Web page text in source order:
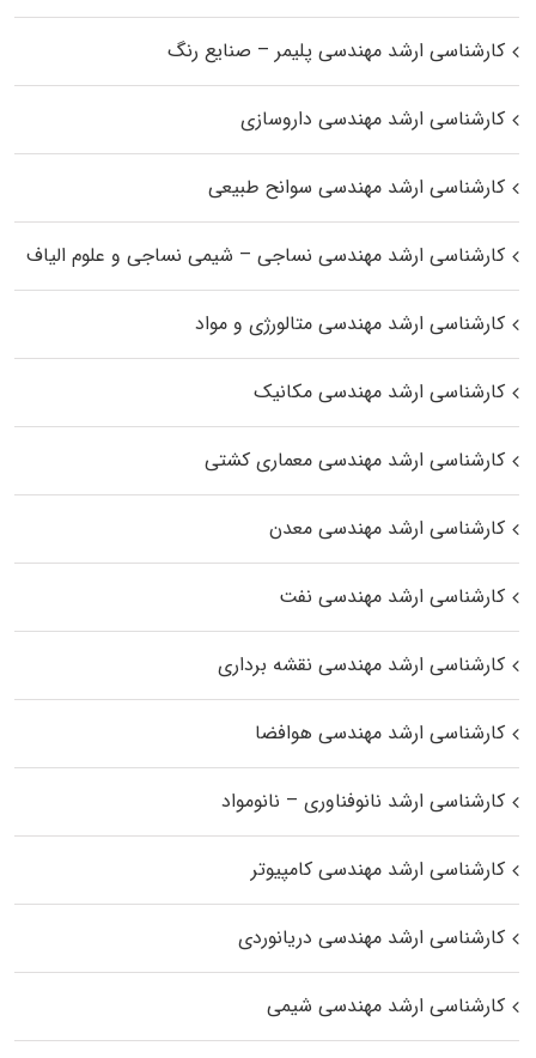
کارشناسی ارشد مهندسی پلیمر – صنایع رنگ
کارشناسی ارشد مهندسی داروسازی
کارشناسی ارشد مهندسی سوانح طبیعی
کارشناسی ارشد مهندسی نساجی – شیمی نساجی و علوم الیاف
کارشناسی ارشد مهندسی متالورژی و مواد
کارشناسی ارشد مهندسی مکانیک
کارشناسی ارشد مهندسی معماری کشتی
کارشناسی ارشد مهندسی معدن
کارشناسی ارشد مهندسی نفت
کارشناسی ارشد مهندسی نقشه برداری
کارشناسی ارشد مهندسی هوافضا
کارشناسی ارشد نانوفناوری – نانومواد
کارشناسی ارشد مهندسی کامپیوتر
کارشناسی ارشد مهندسی دریانوردی
کارشناسی ارشد مهندسی شیمی